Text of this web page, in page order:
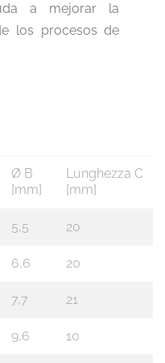
a mejorar la
los procesos de
Ø B
[mm]
Lunghezza C
[mm]
5,5 20
6,6 20
7,7 21
9,6 10